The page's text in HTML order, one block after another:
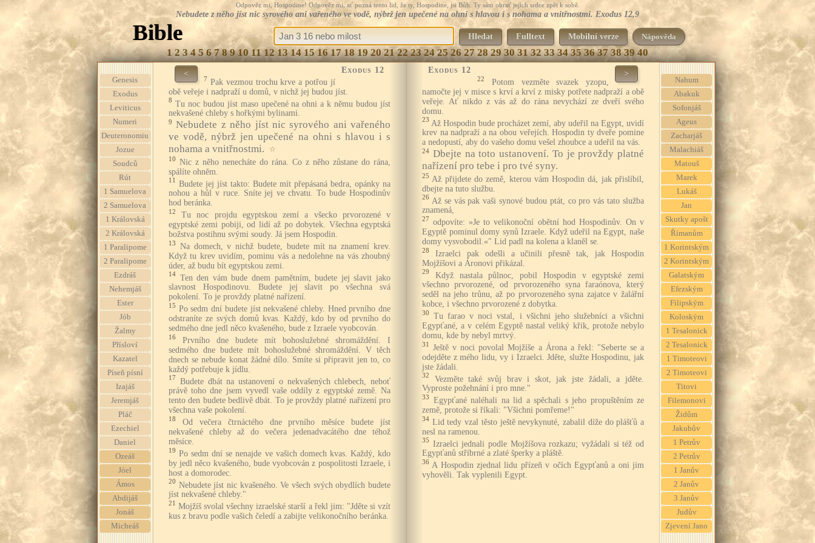
Odpověz mi, Hospodine! Odpověz mi, ať pozná tento lid, že ty, Hospodine, jsi Bůh. Ty sám obrať jejich srdce zpět k sobě.
Nebudete z něho jíst nic syrového ani vařeného ve vodě, nýbrž jen upečené na ohni s hlavou i s nohama a vnitřnostmi. Exodus 12,9
Bible Hledat Fulltext Mobilní verze Nápověda
1 2 3 4 5 6 7 8 9 10 11 12 13 14 15 16 17 18 19 20 21 22 23 24 25 26 27 28 29 30 31 32 33 34 35 36 37 38 39 40
Genesis
Exodus
Leviticus
Numeri
Deuteronomiu
Jozue
Soudců
Rút
1 Samuelova
2 Samuelova
1 Královská
2 Královská
1 Paralipome
2 Paralipome
Ezdráš
Nehemjáš
Ester
Jób
Žalmy
Přísloví
Kazatel
Píseň písní
Izajáš
Jeremjáš
Pláč
Ezechiel
Daniel
Ozeáš
Jóel
Ámos
Abdijáš
Jonáš
Micheáš
< Exodus 12
7 Pak vezmou trochu krve a potřou jí
obě veřeje i nadpraží u domů, v nichž jej budou jíst.
8 Tu noc budou jíst maso upečené na ohni a k němu budou jíst
nekvašené chleby s hořkými bylinami.
9
Nebudete z něho jíst nic syrového ani vařeného
ve vodě, nýbrž jen upečené na ohni s hlavou i s
nohama a vnitřnostmi.
☆
10 Nic z něho nenecháte do rána. Co z něho zůstane do rána,
spálíte ohněm.
11 Budete jej jíst takto: Budete mít přepásaná bedra, opánky na
nohou a hůl v ruce. Sníte jej ve chvatu. To bude Hospodinův
hod beránka.
12
Tu noc projdu egyptskou zemí a všecko prvorozené v
egyptské zemi pobiji, od lidí až po dobytek. Všechna egyptská
božstva postihnu svými soudy. Já jsem Hospodin.
13
Na domech, v nichž budete, budete mít na znamení krev.
Když tu krev uvidím, pominu vás a nedolehne na vás zhoubný
úder, až budu bít egyptskou zemi.
14 Ten den vám bude dnem pamětním, budete jej slavit jako
slavnost Hospodinovu. Budete jej slavit po všechna svá
pokolení. To je provždy platné nařízení.
15 Po sedm dní budete jíst nekvašené chleby. Hned prvního dne
odstraníte ze svých domů kvas. Každý, kdo by od prvního do
sedmého dne jedl něco kvašeného, bude z Izraele vyobcován.
16
Prvního dne budete mít bohoslužebné shromáždění. I
sedmého dne budete mít bohoslužebné shromáždění. V těch
dnech se nebude konat žádné dílo. Smíte si připravit jen to, co
každý potřebuje k jídlu.
17
Budete dbát na ustanovení o nekvašených chlebech, neboť
právě toho dne jsem vyvedl vaše oddíly z egyptské země. Na
tento den budete bedlivě dbát. To je provždy platné nařízení pro
všechna vaše pokolení.
18
Od večera čtrnáctého dne prvního měsíce budete jíst
nekvašené chleby až do večera jedenadvacátého dne téhož
měsíce.
19 Po sedm dní se nenajde ve vašich domech kvas. Každý, kdo
by jedl něco kvašeného, bude vyobcován z pospolitosti Izraele, i
host a domorodec.
20 Nebudete jíst nic kvašeného. Ve všech svých obydlích budete
jíst nekvašené chleby."
21 Mojžíš svolal všechny izraelské starší a řekl jim: "Jděte si vzít
kus z bravu podle vašich čeledí a zabijte velikonočního beránka.
Exodus 12 >
22
Potom vezměte svazek yzopu,
namočte jej v misce s krví a krví z misky potřete nadpraží a obě
veřeje. Ať nikdo z vás až do rána nevychází ze dveří svého
domu.
23 Až Hospodin bude procházet zemí, aby udeřil na Egypt, uvidí
krev na nadpraží a na obou veřejích. Hospodin ty dveře pomine
a nedopustí, aby do vašeho domu vešel zhoubce a udeřil na vás.
24 Dbejte na toto ustanovení. To je provždy platné
nařízení pro tebe i pro tvé syny.
25 Až přijdete do země, kterou vám Hospodin dá, jak přislíbil,
dbejte na tuto službu.
26 Až se vás pak vaši synové budou ptát, co pro vás tato služba
znamená,
27 odpovíte: »Je to velikonoční obětní hod Hospodinův. On v
Egyptě pominul domy synů Izraele. Když udeřil na Egypt, naše
domy vysvobodil.«" Lid padl na kolena a klaněl se.
28
Izraelci pak odešli a učinili přesně tak, jak Hospodin
Mojžíšovi a Áronovi přikázal.
29
Když nastala půlnoc, pobil Hospodin v egyptské zemi
všechno prvorozené, od prvorozeného syna faraónova, který
seděl na jeho trůnu, až po prvorozeného syna zajatce v žalářní
kobce, i všechno prvorozené z dobytka.
30
Tu farao v noci vstal, i všichni jeho služebníci a všichni
Egypťané, a v celém Egyptě nastal veliký křik, protože nebylo
domu, kde by nebyl mrtvý.
31
Ještě v noci povolal Mojžíše a Árona a řekl: "Seberte se a
odejděte z mého lidu, vy i Izraelci. Jděte, služte Hospodinu, jak
jste žádali.
32
Vezměte také svůj brav i skot, jak jste žádali, a jděte.
Vyproste požehnání i pro mne."
33
Egypťané naléhali na lid a spěchali s jeho propuštěním ze
země, protože si říkali: "Všichni pomřeme!"
34 Lid tedy vzal těsto ještě nevykynuté, zabalil díže do plášťů a
nesl na ramenou.
35 Izraelci jednali podle Mojžíšova rozkazu; vyžádali si též od
Egypťanů stříbrné a zlaté šperky a pláště.
36 A Hospodin zjednal lidu přízeň v očích Egypťanů a oni jim
vyhověli. Tak vyplenili Egypt.
Nahum
Abakuk
Sofonjáš
Ageus
Zacharjáš
Malachiáš
Matouš
Marek
Lukáš
Jan
Skutky apošt
Římanům
1 Korintským
2 Korintským
Galatským
Efezským
Filipským
Koloským
1 Tesalonick
2 Tesalonick
1 Timoteovi
2 Timoteovi
Titovi
Filemonovi
Židům
Jakubův
1 Petrův
2 Petrův
1 Janův
2 Janův
3 Janův
Judův
Zjevení Jano